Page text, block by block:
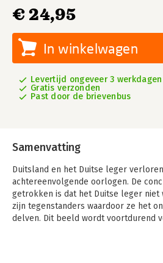
€ 24,95
In winkelwagen
Levertijd ongeveer 3 werkdagen
Gratis verzonden
Past door de brievenbus
Samenvatting
Duitsland en het Duitse leger
achtereenvolgende oorlogen. De
getrokken is dat het Duitse leger niet
zijn tegenstanders waardoor ze het
delven. Dit beeld wordt voortdurend